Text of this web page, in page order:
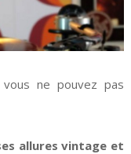
ne pouvez pas
allures vintage et